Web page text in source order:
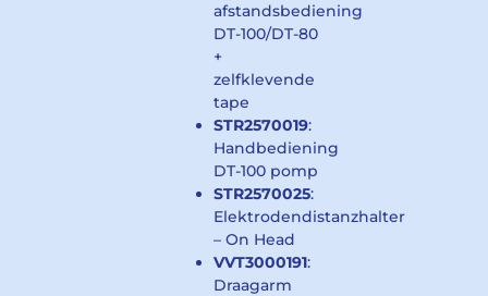
afstandsbediening
DT-100/DT-80
+
zelfklevende
tape
STR2570019:
Handbediening
DT-100 pomp
STR2570025:
Elektrodendistanzhalter
– On Head
VVT3000191:
Draagarm